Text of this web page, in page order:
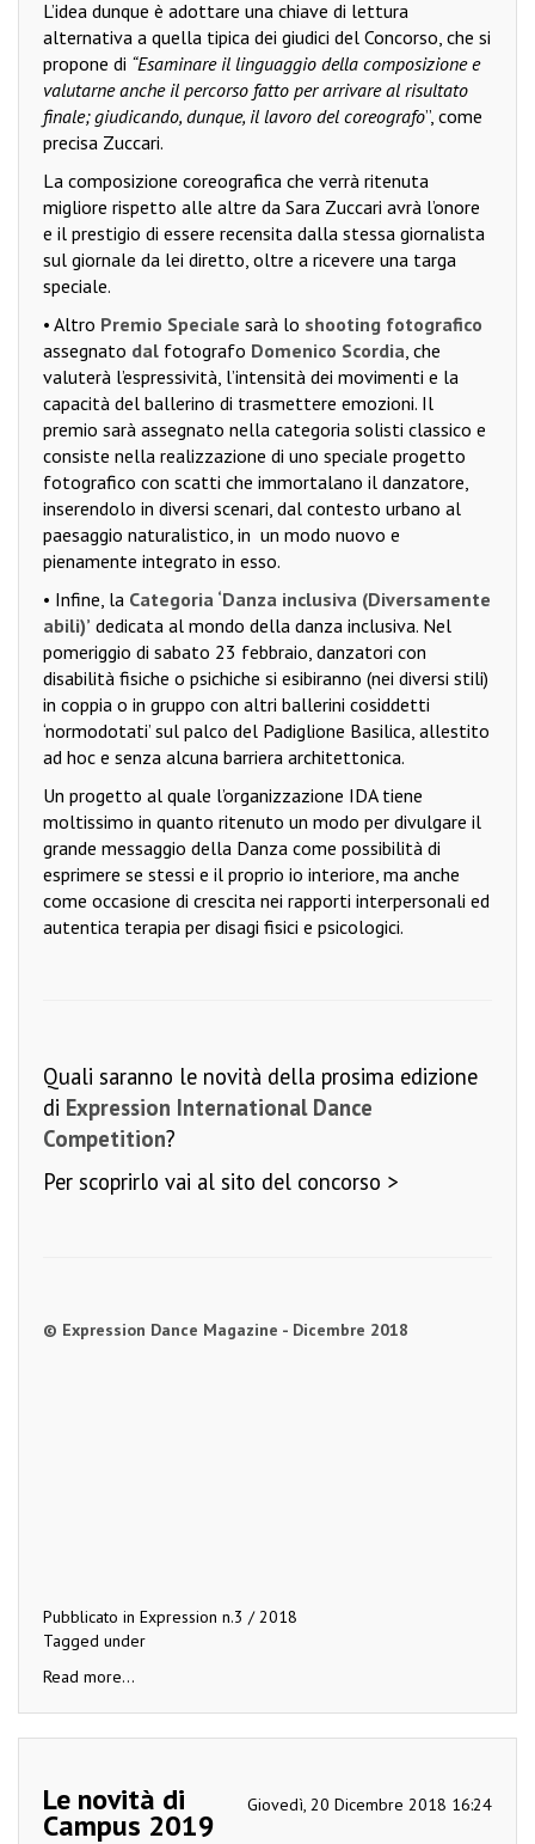
L’idea dunque è adottare una chiave di lettura
alternativa a quella tipica dei giudici del Concorso, che si
propone di “Esaminare il linguaggio della composizione e
valutarne anche il percorso fatto per arrivare al risultato
finale; giudicando, dunque, il lavoro del coreografo”, come
precisa Zuccari.
La composizione coreografica che verrà ritenuta
migliore rispetto alle altre da Sara Zuccari avrà l’onore
e il prestigio di essere recensita dalla stessa giornalista
sul giornale da lei diretto, oltre a ricevere una targa
speciale.
• Altro Premio Speciale sarà lo shooting fotografico
assegnato dal fotografo Domenico Scordia, che
valuterà l’espressività, l’intensità dei movimenti e la
capacità del ballerino di trasmettere emozioni. Il
premio sarà assegnato nella categoria solisti classico e
consiste nella realizzazione di uno speciale progetto
fotografico con scatti che immortalano il danzatore,
inserendolo in diversi scenari, dal contesto urbano al
paesaggio naturalistico, in un modo nuovo e
pienamente integrato in esso.
• Infine, la Categoria ‘Danza inclusiva (Diversamente
abili)’ dedicata al mondo della danza inclusiva. Nel
pomeriggio di sabato 23 febbraio, danzatori con
disabilità fisiche o psichiche si esibiranno (nei diversi stili)
in coppia o in gruppo con altri ballerini cosiddetti
‘normodotati’ sul palco del Padiglione Basilica, allestito
ad hoc e senza alcuna barriera architettonica.
Un progetto al quale l’organizzazione IDA tiene
moltissimo in quanto ritenuto un modo per divulgare il
grande messaggio della Danza come possibilità di
esprimere se stessi e il proprio io interiore, ma anche
come occasione di crescita nei rapporti interpersonali ed
autentica terapia per disagi fisici e psicologici.
Quali saranno le novità della prosima edizione
di Expression International Dance
Competition?
Per scoprirlo vai al sito del concorso >
© Expression Dance Magazine - Dicembre 2018
Pubblicato in Expression n.3 / 2018
Tagged under
Read more...
Giovedì, 20 Dicembre 2018 16:24
Le novità di
Campus 2019